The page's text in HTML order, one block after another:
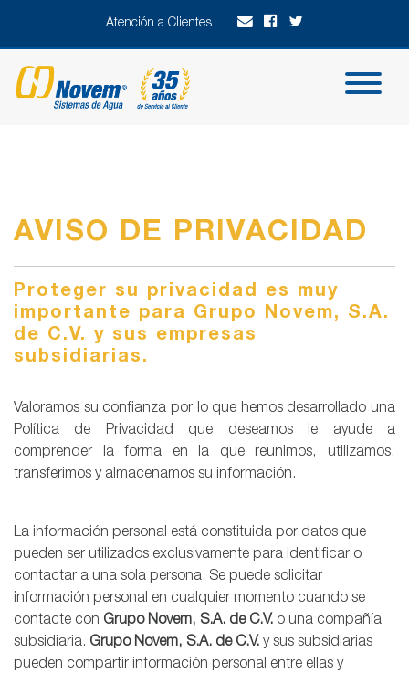
Atención a Clientes |
AVISO DE PRIVACIDAD
Proteger su privacidad es muy
importante para Grupo Novem, S.A.
de C.V. y sus empresas
subsidiarias.
Valoramos su confianza por lo que hemos desarrollado una
Política de Privacidad que deseamos le ayude a
comprender la forma en la que reunimos, utilizamos,
transferimos y almacenamos su información.
La información personal está constituida por datos que
pueden ser utilizados exclusivamente para identificar o
contactar a una sola persona. Se puede solicitar
información personal en cualquier momento cuando se
contacte con Grupo Novem, S.A. de C.V. o una compañía
subsidiaria. Grupo Novem, S.A. de C.V. y sus subsidiarias
pueden compartir información personal entre ellas y